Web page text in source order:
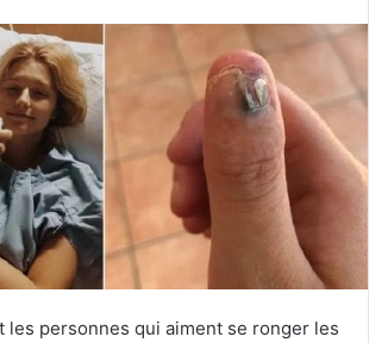
les personnes qui aiment se ronger les